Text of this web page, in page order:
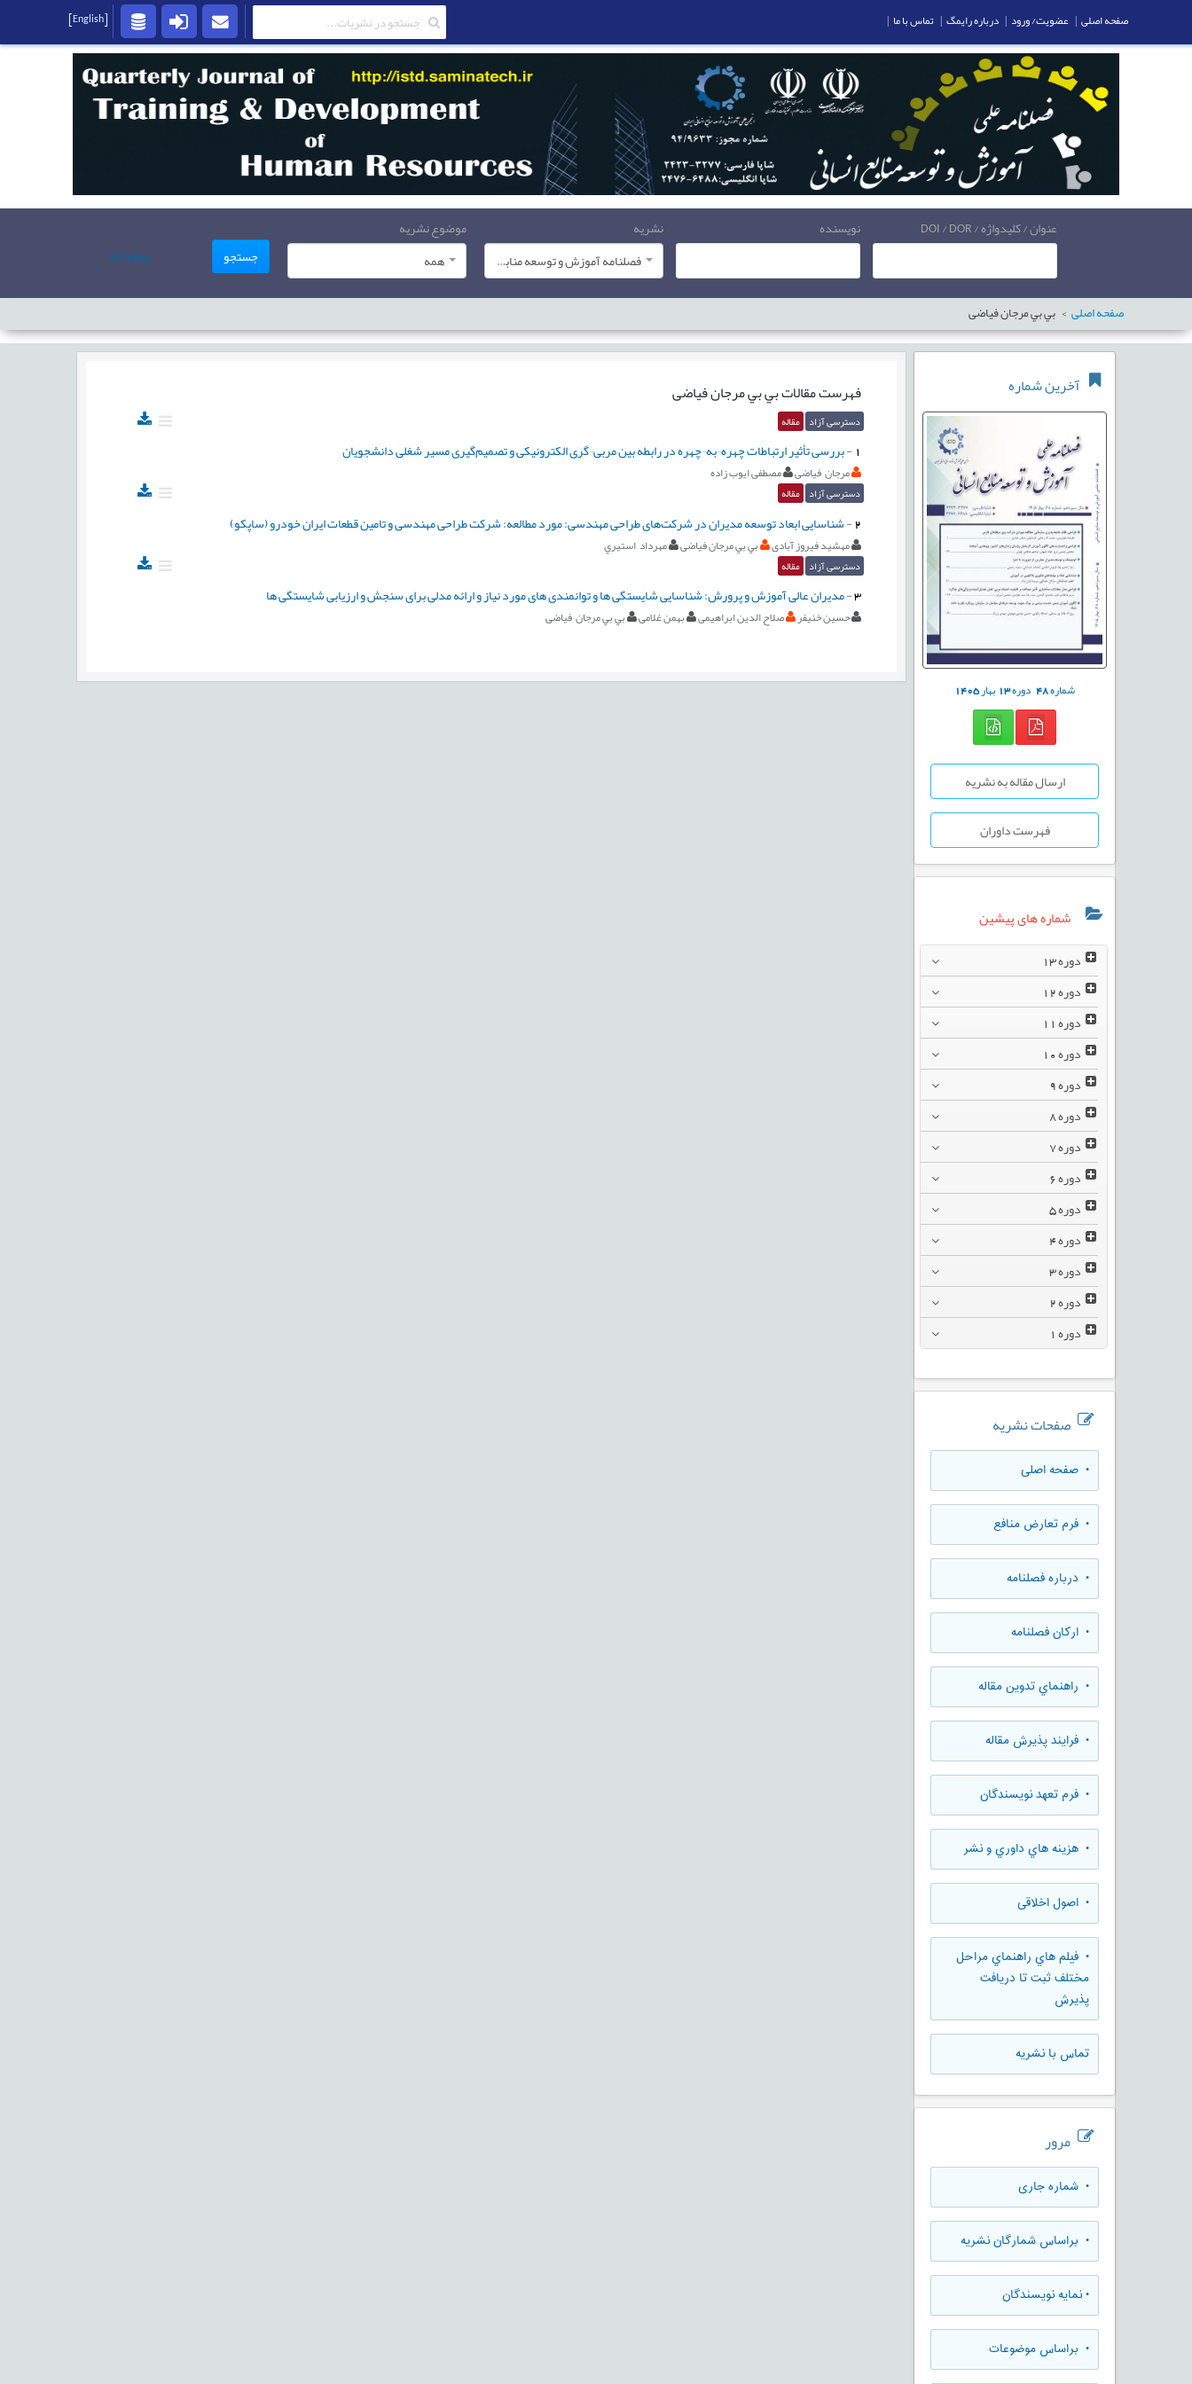
عنوان / کلیدواژه / DOI / DOR نویسنده
نشریه
فصلنامه آموزش و توسعه منابع انسانی
موضوع نشریه
همه
جستجو پیشرفته
صفحه اصلی بي بي مرجان فیاضی
آخرین شماره
شماره48 دوره13بهار1405
ارسال مقاله به نشریه
فهرست داوران
شماره های پیشین
دوره
دوره
دوره
دوره
دوره
دوره
دوره
دوره
دوره
دوره
دوره
دوره
دوره
صفحات نشریه
• صفحه اصلی
• فرم تعارض منافع
• درباره فصلنامه
• ارکان فصلنامه
• راهنماي تدوين مقاله
• فرایند پذیرش مقاله
• فرم تعهد نويسندگان
• هزينه هاي داوري و نشر
• اصول اخلاقی
• فيلم هاي راهنماي مراحل
مختلف ثبت تا دريافت
پذيرش
تماس با نشریه
مرور
• شماره جاری
• براساس شمارگان نشریه
•نمایه نویسندگان
• براساس موضوعات
فهرست مقالاتبي بي مرجان فیاضی
دسترسی آزاد مقاله
1
-بررسی تأثیر ارتباطات چهره¬به¬چهره در رابطه‌ بین مربی¬گری الکترونیکی و تصمیم‌گیری مسیر شغلی دانشجویان
مرجان فیاضی مصطفی ایوب زاده
دسترسی آزاد مقاله
2
-شناسایی ابعاد توسعه مدیران در شرکت‌های طراحی مهندسی: مورد مطالعه: شرکت طراحی مهندسی و تامین قطعات ایران خودرو (ساپکو)
مهشید فیروز آبادی بي بي مرجان فیاضی مهرداد استيري
دسترسی آزاد مقاله
3
-مدیران عالی آموزش و پرورش: شناسایی شایستگی ها و توانمندی های مورد نیاز و ارائه مدلی برای سنجش و ارزیابی شایستگی ها
حسین خنیفر صلاح الدین ابراهیمی بهمن غلامی بي بي مرجان فیاضی
صفحه اصلی | عضویت/ ورود | درباره رایمگ | تماس با ما |
[English]